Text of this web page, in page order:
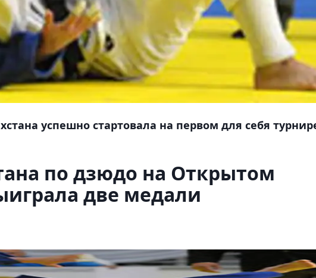
успешно стартовала на первом для себя
по дзюдо на Открытом
две медали